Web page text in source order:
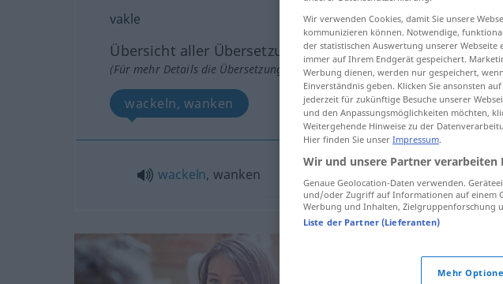
vakle
Übersicht aller Übersetzungen
(Für mehr Details die Übersetzung anklicken/antippen)
wackeln, wanken
wackeln, wanken
Wir verwenden Cookies, damit Sie unsere
kommunizieren können. Notwendige,
der statistischen Auswertung unserer
immer auf Ihrem Endgerät gespeichert.
Werbung dienen, werden nur gespeichert,
Einverständnis geben. Klicken Sie ansonsten
jederzeit für zukünftige Besuche unserer
und den Anpassungsmöglichkeiten möchten,
Weitergehende Hinweise zu der
Hier finden Sie unser Impressum.
Wir und unsere Partner
Genaue Geolocation-Daten verwenden.
und/oder Zugriff auf Informationen auf einem
Werbung und Inhalten, Zielgruppenforschung
Liste der Partner (Lieferanten)
Mehr